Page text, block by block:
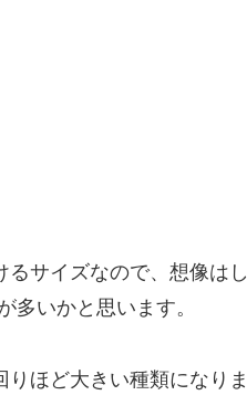
サイズなので、想像は
多いかと思います。
りほど大きい種類になり